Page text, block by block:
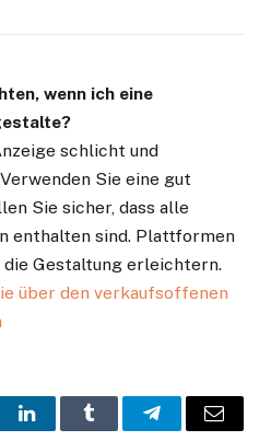
wenn ich eine
schlicht und
Sie eine gut
Sie sicher, dass alle
enthalten sind. Plattformen
Gestaltung erleichtern.
über den verkaufsoffenen
LinkedInTumblr TelegramEmail